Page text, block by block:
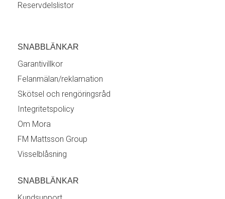
Reservdelslistor
SNABBLÄNKAR
Garantivillkor
Felanmälan/reklamation
Skötsel och rengöringsråd
Integritetspolicy
Om Mora
FM Mattsson Group
Visselblåsning
SNABBLÄNKAR